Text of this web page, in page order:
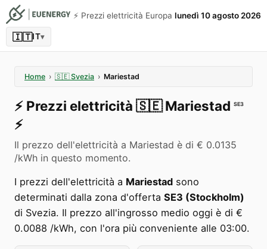
⚡️ Prezzi elettricità Europa lunedì 10 agosto 2026
🇮🇹IT▾
Home › 🇸🇪 Svezia › Mariestad
⚡️ Prezzi elettricità 🇸🇪 Mariestad SE3
⚡️
Il prezzo dell'elettricità a Mariestad è di € 0.0135
/kWh in questo momento.
I prezzi dell'elettricità a Mariestad sono
determinati dalla zona d'offerta SE3 (Stockholm)
di Svezia. Il prezzo all'ingrosso medio oggi è di €
0.0088 /kWh, con l'ora più conveniente alle 03:00.